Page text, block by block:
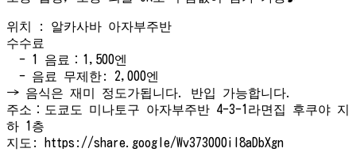
위치 : 알카사바 아자부주반
수수료
- 1 음료：1,500엔
- 음료 무제한: 2,000엔
→ 음식은 재미 정도가됩니다. 반입 가능합니다.
주소：도쿄도 미나토구 아자부주반 4-3-1라면집 후쿠야 지
하 1층
지도: https://share.google/Wv373000il8aDbXgn